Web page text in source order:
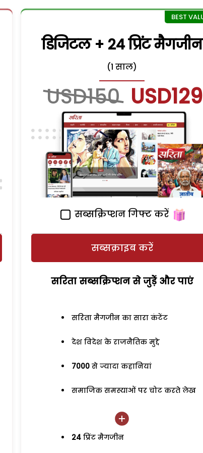
डिजिटल + 24 प्रिंट मैगजीन
(1 साल)
USD150 USD129
सब्सक्रिप्शन गिफ्ट करें
सब्सक्राइब करें
सरिता सब्सक्रिप्शन से जुड़ेें और पाएं
सरिता मैगजीन का सारा कंटेंट
देश विदेश के राजनैतिक मुद्दे
7000 से ज्यादा कहानियां
समाजिक समस्याओं पर चोट करते लेख
24 प्रिंट मैगजीन